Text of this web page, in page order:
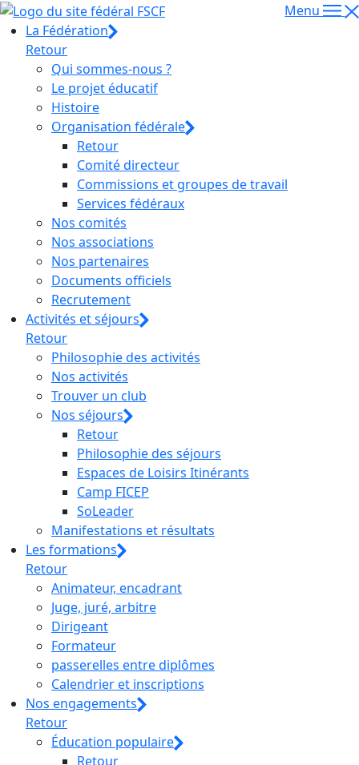
Menu
La Fédération
Retour
Qui sommes-nous ?
Le projet éducatif
Histoire
Organisation fédérale
Retour
Comité directeur
Commissions et groupes de travail
Services fédéraux
Nos comités
Nos associations
Nos partenaires
Documents officiels
Recrutement
Activités et séjours
Retour
Philosophie des activités
Nos activités
Trouver un club
Nos séjours
Retour
Philosophie des séjours
Espaces de Loisirs Itinérants
Camp FICEP
SoLeader
Manifestations et résultats
Les formations
Retour
Animateur, encadrant
Juge, juré, arbitre
Dirigeant
Formateur
passerelles entre diplômes
Calendrier et inscriptions
Nos engagements
Retour
Éducation populaire
Retour